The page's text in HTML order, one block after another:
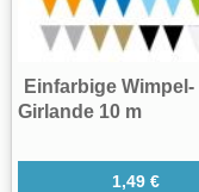
Einfarbige Wimpel-
Girlande 10 m
1,49 €